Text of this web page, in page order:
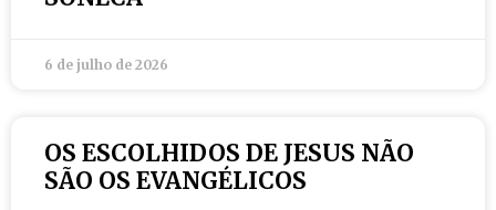
6 de julho de 2026
OS ESCOLHIDOS DE JESUS NÃO
SÃO OS EVANGÉLICOS